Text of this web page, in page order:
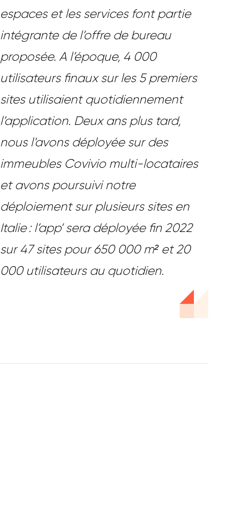
espaces et les services font partie
intégrante de l’offre de bureau
proposée. A l’époque, 4 000
utilisateurs finaux sur les 5 premiers
sites utilisaient quotidiennement
l’application. Deux ans plus tard,
nous l’avons déployée sur des
immeubles Covivio multi-locataires
et avons poursuivi notre
déploiement sur plusieurs sites en
Italie : l’app’ sera déployée fin 2022
sur 47 sites pour 650 000 m² et 20
000 utilisateurs au quotidien.